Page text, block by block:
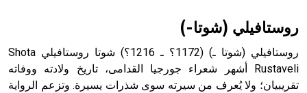
- هل تعلم أن أبجر Abgar اسم معروف جيداً يعود إلى عدد من
روستافيلي (شوتا-)
روستافيلي (شوتا ـ) (1172؟ ـ 1216؟) شوتا روستافيلي Shota
Rustaveli أشهر شعراء جورجيا القدامى، تاريخ ولادته ووفاته
تقريبيان؛ ولا يُعرف من سيرته سوى شذرات يسيرة. وتزعم الرواية